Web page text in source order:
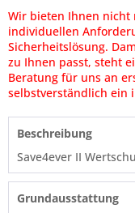
Wir bieten Ihnen nicht
individuellen
Sicherheitslösung.
zu Ihnen passt, steht
Beratung für uns an
selbstverständlich ein
Beschreibung
Save4ever II
Grundausstattung